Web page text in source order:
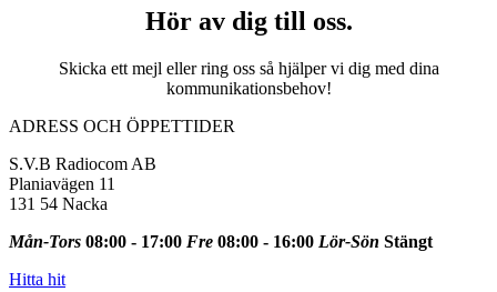
Hör av dig till oss.
Skicka ett mejl eller ring oss så hjälper vi dig med dina
kommunikationsbehov!
ADRESS OCH ÖPPETTIDER
S.V.B Radiocom AB
Planiavägen 11
131 54 Nacka
Mån-Tors 08:00 - 17:00 Fre 08:00 - 16:00 Lör-Sön Stängt
Hitta hit